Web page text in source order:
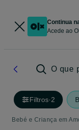
Continua
Acede ao
O que
Filtros·2